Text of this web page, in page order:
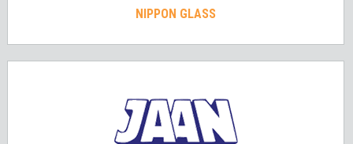
NIPPON GLASS